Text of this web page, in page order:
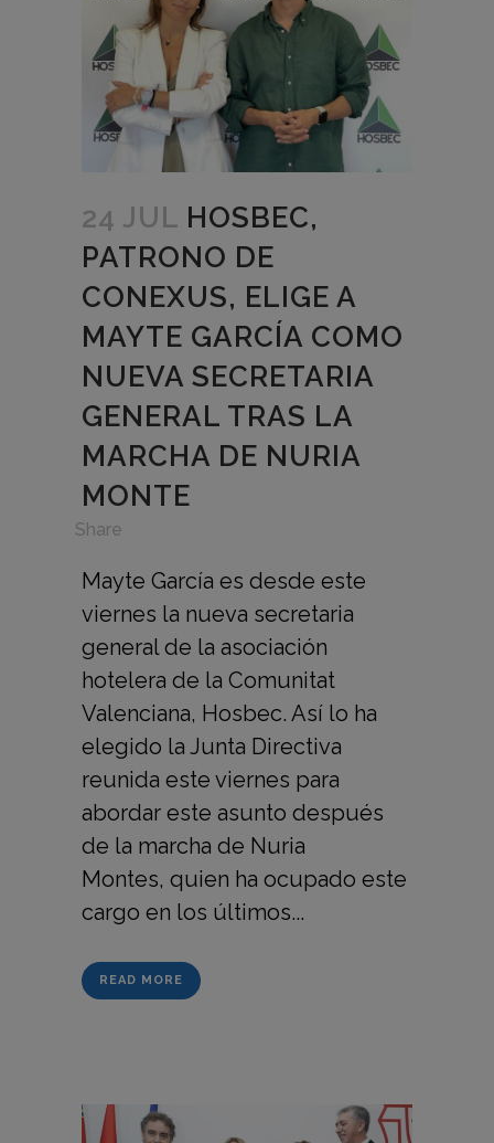
24 JUL HOSBEC,
PATRONO DE
CONEXUS, ELIGE A
MAYTE GARCÍA COMO
NUEVA SECRETARIA
GENERAL TRAS LA
MARCHA DE NURIA
MONTE
Share
Mayte García es desde este
viernes la nueva secretaria
general de la asociación
hotelera de la Comunitat
Valenciana, Hosbec. Así lo ha
elegido la Junta Directiva
reunida este viernes para
abordar este asunto después
de la marcha de Nuria
Montes, quien ha ocupado este
cargo en los últimos...
READ MORE